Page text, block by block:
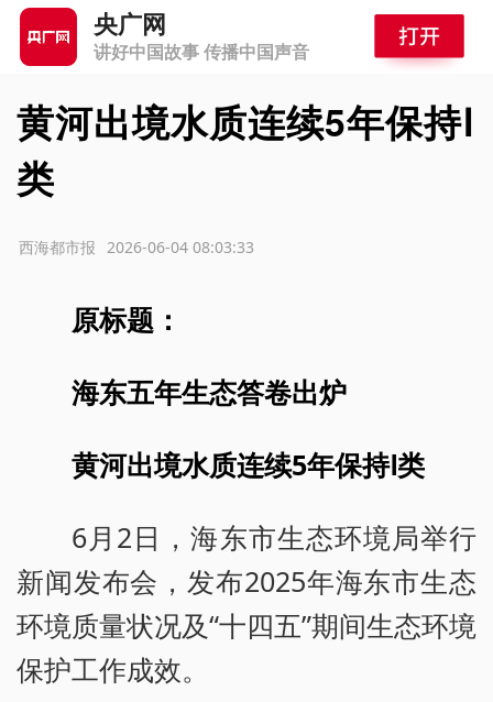
央广网
讲好中国故事 传播中国声音
黄河出境水质连续5年保持Ⅰ
类
2026-06-04 08:03:33
西海都市报
原标题：
海东五年生态答卷出炉
黄河出境水质连续5年保持Ⅰ类
6月2日，海东市生态环境局举行
新闻发布会，发布2025年海东市生态
环境质量状况及“十四五”期间生态环境
保护工作成效。